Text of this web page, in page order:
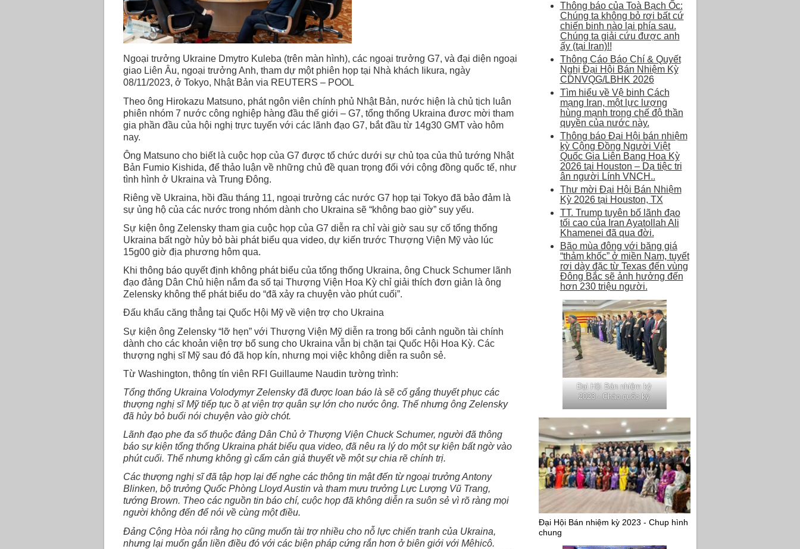
Ngoại trưởng Ukraine Dmytro Kuleba (trên màn hình), các ngoại trưởng G7, và đại diện ngoại
giao Liên Âu, ngoại trưởng Anh, tham dự một phiên họp tại Nhà khách Iikura, ngày
08/11/2023, ở Tokyo, Nhật Bản via REUTERS – POOL
Theo ông Hirokazu Matsuno, phát ngôn viên chính phủ Nhật Bản, nước hiện là chủ tịch luân
phiên nhóm 7 nước công nghiệp hàng đầu thế giới – G7, tổng thống Ukraina đươc mời tham
gia phần đầu của hội nghị trực tuyến với các lãnh đạo G7, bắt đầu từ 14g30 GMT vào hôm
nay.
Ông Matsuno cho biết là cuộc họp của G7 được tổ chức dưới sự chủ tọa của thủ tướng Nhật
Bản Fumio Kishida, để thảo luận về những chủ đề quan trọng đối với cộng đồng quốc tế, như
tình hình ở Ukraina và Trung Đông.
Riêng về Ukraina, hồi đầu tháng 11, ngoại trưởng các nước G7 họp tại Tokyo đã bảo đảm là
sự ủng hộ của các nước trong nhóm dành cho Ukraina sẽ “không bao giờ” suy yếu.
Sự kiện ông Zelensky tham gia cuộc họp của G7 diễn ra chỉ vài giờ sau sự cố tổng thống
Ukraina bất ngờ hủy bỏ bài phát biểu qua video, dự kiến trước Thượng Viện Mỹ vào lúc
15g00 giờ địa phương hôm qua.
Khi thông báo quyết định không phát biểu của tổng thống Ukraina, ông Chuck Schumer lãnh
đạo đảng Dân Chủ hiện nắm đa số tại Thượng Viện Hoa Kỳ chỉ giải thích đơn giản là ông
Zelensky không thể phát biểu do “đã xảy ra chuyện vào phút cuối”.
Đấu khẩu căng thẳng tại Quốc Hội Mỹ về viện trợ cho Ukraina
Sự kiện ông Zelensky “lỡ hẹn” với Thượng Viện Mỹ diễn ra trong bối cảnh nguồn tài chính
dành cho các khoản viện trợ bổ sung cho Ukraina vẫn bị chặn tại Quốc Hội Hoa Kỳ. Các
thượng nghị sĩ Mỹ sau đó đã họp kín, nhưng mọi việc không diễn ra suôn sẻ.
Từ Washington, thông tín viên RFI Guillaume Naudin tường trình:
Tổng thống Ukraina Volodymyr Zelensky đã được loan báo là sẽ cố gắng thuyết phục các
thượng nghị sĩ Mỹ tiếp tục ồ ạt viện trợ quân sự lớn cho nước ông. Thế nhưng ông Zelensky
đã hủy bỏ buổi nói chuyện vào giờ chót.
Lãnh đạo phe đa số thuộc đảng Dân Chủ ở Thượng Viện Chuck Schumer, người đã thông
báo sự kiện tổng thống Ukraina phát biểu qua video, đã nêu ra lý do một sự kiện bất ngờ vào
phút cuối. Thế nhưng không gì cấm cản giả thuyết về một sự chia rẽ chính trị.
Các thượng nghị sĩ đã tập hợp lại để nghe các thông tin mật đến từ ngoại trưởng Antony
Blinken, bộ trưởng Quốc Phòng Lloyd Austin và tham mưu trưởng Lực Lượng Vũ Trang,
tướng Brown. Theo các nguồn tin báo chí, cuộc họp đã không diễn ra suôn sẻ vì rõ ràng mọi
người không đến để nói về cùng một điều.
Đảng Cộng Hòa nói rằng họ cũng muốn tài trợ nhiều cho nỗ lực chiến tranh của Ukraina,
nhưng lại muốn gắn liền điều đó với các biện pháp cứng rắn hơn ở biên giới với Mêhicô.
Thông báo của Toà Bạch Ốc:
Chúng ta không bỏ rơi bất cứ
chiến binh nào lại phía sau.
Chúng ta giải cứu được anh
ấy (tại Iran)!!
Thông Cáo Báo Chí & Quyết
Nghị Đại Hội Bán Nhiệm Kỳ
CDNVQG/LBHK 2026
Tìm hiểu về Vệ binh Cách
mạng Iran, một lực lượng
hùng mạnh trong chế độ thần
quyền của nước này.
Thông báo Đại Hội bán nhiệm
kỳ Cộng Đồng Người Việt
Quốc Gia Liên Bang Hoa Kỳ
2026 tại Houston – Dạ tiệc tri
ân người Lính VNCH..
Thư mời Đại Hội Bán Nhiệm
Kỳ 2026 tại Houston, TX
TT. Trump tuyên bố lãnh đạo
tối cao của Iran Ayatollah Ali
Khamenei đã qua đời.
Bão mùa đông với băng giá
“thảm khốc” ở miền Nam, tuyết
rơi dày đặc từ Texas đến vùng
Đông Bắc sẽ ảnh hưởng đến
hơn 230 triệu người.
Đại Hội Bán nhiệm kỳ
2023 - Chào quốc kỳ
Đại Hội Bán nhiệm kỳ 2023 - Chup hình
chung